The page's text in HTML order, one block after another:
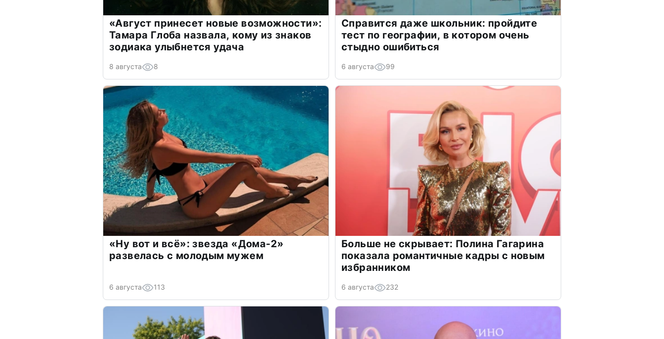
«Август принесет новые возможности»:
Тамара Глоба назвала, кому из знаков
зодиака улыбнется удача
8 августа 8
Справится даже школьник: пройдите
тест по географии, в котором очень
стыдно ошибиться
6 августа 99
«Ну вот и всё»: звезда «Дома-2»
развелась с молодым мужем
6 августа 113
Больше не скрывает: Полина Гагарина
показала романтичные кадры с новым
избранником
6 августа 232